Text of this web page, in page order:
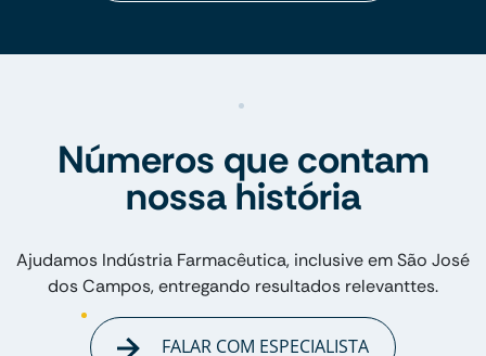
Números que contam
nossa história
Ajudamos Indústria Farmacêutica, inclusive em São José
dos Campos, entregando resultados relevanttes.
FALAR COM ESPECIALISTA